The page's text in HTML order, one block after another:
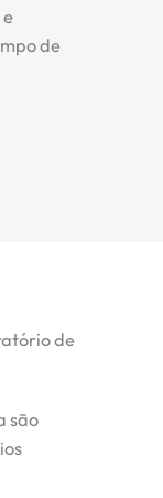
de
de
são